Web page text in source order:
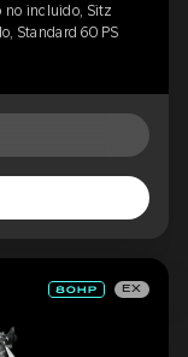
no incluido, Sitz
Standard 60 PS
EX